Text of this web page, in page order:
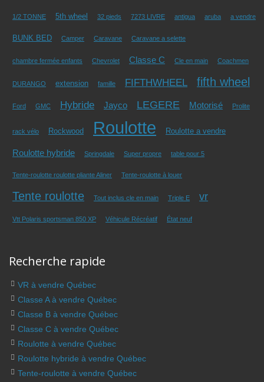
1/2 TONNE 5th wheel 32 pieds 7273 LIVRE antigua aruba a vendre
BUNK BED Camper Caravane Caravane a selette
chambre fermée enfants Chevrolet Classe C Cle en main Coachmen
DURANGO extension famille FIFTHWHEEL fifth wheel
Ford GMC Hybride Jayco LEGERE Motorisé Prolite
rack vélo Rockwood Roulotte Roulotte a vendre
Roulotte hybride Springdale Super propre table pour 5
Tente-roulotte roulotte pliante Aliner Tente-roulotte à louer
Tente roulotte Tout inclus cle en main Triple E vr
Vtt Polaris sportsman 850 XP Véhicule Récréatif État neuf
Recherche rapide
VR à vendre Québec
Classe A à vendre Québec
Classe B à vendre Québec
Classe C à vendre Québec
Roulotte à vendre Québec
Roulotte hybride à vendre Québec
Tente-roulotte à vendre Québec